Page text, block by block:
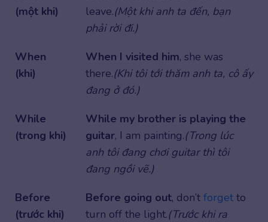
(một khi)
leave.(Một khi anh ta đến, bạn
phải rời đi.)
When
(khi)
When I visited him, she was
there.(Khi tôi tới thăm anh ta, cô ấy
đang ở đó.)
While
(trong khi)
While my brother is playing the
guitar, I am painting.(Trong lúc
anh tôi đang chơi guitar thì tôi
đang ngồi vẽ.)
Before
(trước khi)
Before going out, don’t forget to
turn off the light.(Trước khi ra